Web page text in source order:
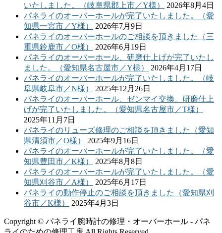
いたしました。（岐阜県郡上市／Y様）
2026年8月4日
パネライのオーバーホールが完了いたしました。（愛
知県一宮市／Y様）
2026年7月9日
パネライのオーバーホールのご相談を頂きました（三
重県鈴鹿市／O様）
2026年6月19日
パネライのオーバーホール、研磨仕上げが完了いたし
ました。（愛知県名古屋市／Y様）
2026年4月17日
パネライのオーバーホールが完了いたしました。（岐
阜県岐阜市／N様）
2025年12月26日
パネライのオーバーホール、ゼンマイ交換、研磨仕上
げが完了いたしました。（愛知県名古屋市／T様）
2025年11月7日
パネライのリューズ修理のご相談を頂きました（愛知
県清須市／O様）
2025年9月16日
パネライのオーバーホールが完了いたしました。（愛
知県豊田市／K様）
2025年8月8日
パネライのオーバーホールが完了いたしました。（愛
知県刈谷市／A様）
2025年6月17日
パネライの動作停止のご相談を頂きました（愛知県刈
谷市／K様）
2025年4月3日
Copyright © パネライ腕時計の修理・オーバーホール - パネ